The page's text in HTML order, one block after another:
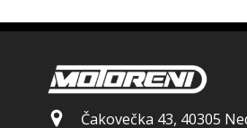
Čakovečka 43, 40305